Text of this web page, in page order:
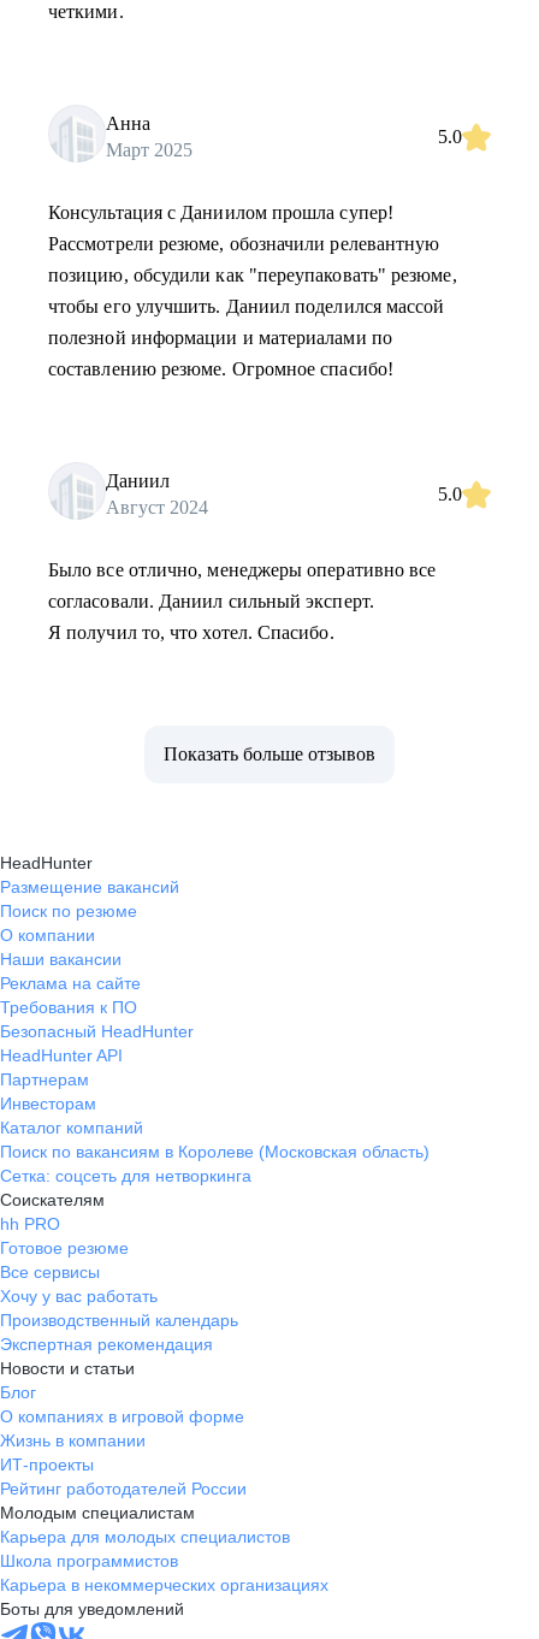
четкими.
Анна
Март 2025
5.0
Консультация с Даниилом прошла супер!
Рассмотрели резюме, обозначили релевантную
позицию, обсудили как "переупаковать" резюме,
чтобы его улучшить. Даниил поделился массой
полезной информации и материалами по
составлению резюме. Огромное спасибо!
Даниил
Август 2024
5.0
Было все отлично, менеджеры оперативно все
согласовали. Даниил сильный эксперт.
Я получил то, что хотел. Спасибо.
Показать больше отзывов
HeadHunter
Размещение вакансий
Поиск по резюме
О компании
Наши вакансии
Реклама на сайте
Требования к ПО
Безопасный HeadHunter
HeadHunter API
Партнерам
Инвесторам
Каталог компаний
Поиск по вакансиям в Королеве (Московская область)
Сетка: соцсеть для нетворкинга
Соискателям
hh PRO
Готовое резюме
Все сервисы
Хочу у вас работать
Производственный календарь
Экспертная рекомендация
Новости и статьи
Блог
О компаниях в игровой форме
Жизнь в компании
ИТ-проекты
Рейтинг работодателей России
Молодым специалистам
Карьера для молодых специалистов
Школа программистов
Карьера в некоммерческих организациях
Боты для уведомлений